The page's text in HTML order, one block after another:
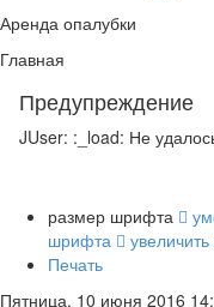
Аренда опалубки
Главная
Предупреждение
JUser: :_load: Не
размер шрифта
шрифта
Печать
Пятница, 10 июня 2016